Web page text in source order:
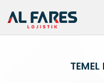
TEMEL